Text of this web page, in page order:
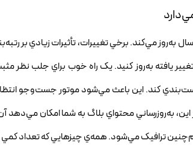
سال به‌روز مي‌کند. برخي تغييرات، تأثيرات زيادي بر
يافته به‌روز کنيد. يک راه خوب براي جلب نظر
کند. اين باعث مي‌شود موتور جست‌وجو
به‌روزرساني محتواي بلاگ به شما امکان مي‌دهد آن
ترافيک مي‌شود. همه‌ي چيزهايي که تعداد کمي